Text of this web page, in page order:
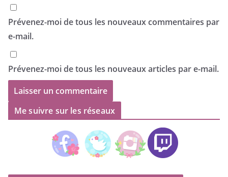
Prévenez-moi de tous les nouveaux commentaires par
e-mail.
Prévenez-moi de tous les nouveaux articles par e-mail.
Me suivre sur les réseaux